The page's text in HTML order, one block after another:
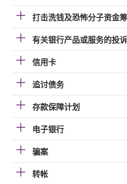
打击洗钱及恐怖分子资金
有关银行产品或服务的投诉
信用卡
追讨债务
存款保障计划
电子银行
骗案
转帐